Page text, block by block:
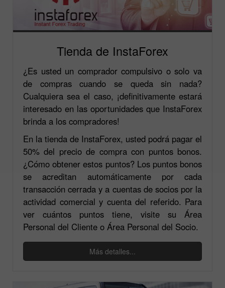
Tienda de InstaForex
¿Es usted un comprador compulsivo o solo va
de compras cuando se queda sin nada?
Cualquiera sea el caso, ¡definitivamente estará
interesado en las oportunidades que InstaForex
brinda a los compradores!
En la tienda de InstaForex, usted podrá pagar el
50% del precio de compra con puntos bonos.
¿Cómo obtener estos puntos? Los puntos bonos
se acreditan automáticamente por cada
transacción cerrada y a cuentas de socios por la
actividad comercial y cuenta del referido. Para
ver cuántos puntos tiene, visite su Área
Personal del Cliente o Área Personal del Socio.
Más detalles...